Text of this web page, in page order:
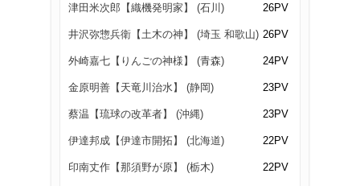
津田米次郎【織機発明家】 (石川) 26PV
井沢弥惣兵衛【土木の神】 (埼玉 和歌山) 26PV
外崎嘉七【りんごの神様】 (青森) 24PV
金原明善【天竜川治水】 (静岡) 23PV
蔡温【琉球の改革者】 (沖縄) 23PV
伊達邦成【伊達市開拓】 (北海道) 22PV
印南丈作【那須野が原】 (栃木) 22PV